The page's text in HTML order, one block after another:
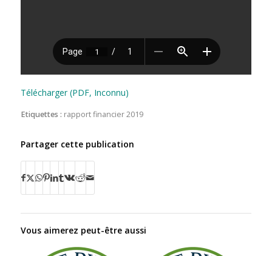
Télécharger (PDF, Inconnu)
Etiquettes : rapport financier 2019
Partager cette publication
Vous aimerez peut-être aussi